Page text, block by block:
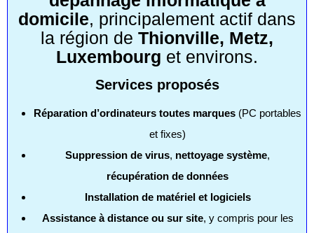
domicile, principalement actif dans
la région de Thionville, Metz,
Luxembourg et environs.
Services proposés
Réparation d’ordinateurs toutes marques (PC portables
et fixes)
Suppression de virus, nettoyage système,
récupération de données
Installation de matériel et logiciels
Assistance à distance ou sur site, y compris pour les